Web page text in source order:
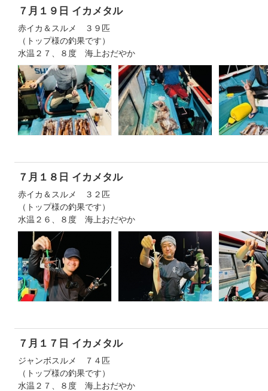
７月１９日 イカメタル
赤イカ＆スルメ ３９匹
（トップ様の釣果です）
水温２７、８度 海上おだやか
７月１８日 イカメタル
赤イカ＆スルメ ３２匹
（トップ様の釣果です）
水温２６、８度 海上おだやか
７月１７日 イカメタル
ジャンボスルメ ７４匹
（トップ様の釣果です）
水温２７、８度 海上おだやか